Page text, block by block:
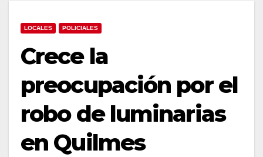
LOCALES POLICIALES
Crece la
preocupación por el
robo de luminarias
en Quilmes